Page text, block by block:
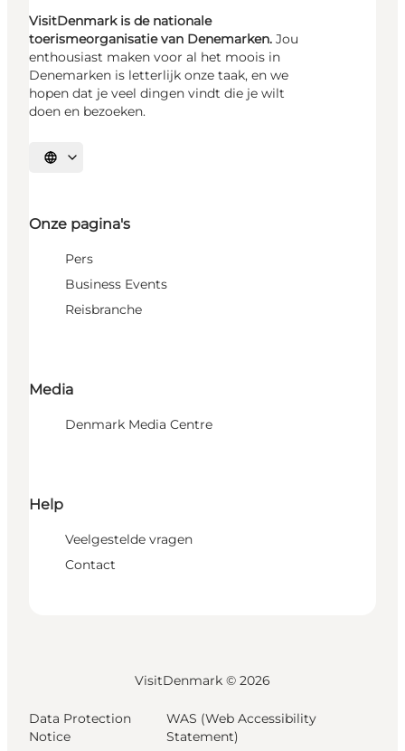
VisitDenmark is de nationale
toerismeorganisatie van Denemarken. Jou
enthousiast maken voor al het moois in
Denemarken is letterlijk onze taak, en we
hopen dat je veel dingen vindt die je wilt
doen en bezoeken.
Selecteer taal
Onze pagina's
Pers
Business Events
Reisbranche
Media
Denmark Media Centre
Help
Veelgestelde vragen
Contact
VisitDenmark © 2026
Data Protection
Notice
WAS (Web Accessibility
Statement)